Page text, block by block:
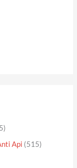
Api (515)